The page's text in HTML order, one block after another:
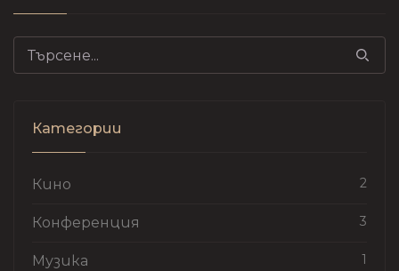
Search for:
Категории
Кино 2
Конференция 3
Музика 1